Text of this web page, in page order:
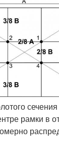
сечения
рамки в